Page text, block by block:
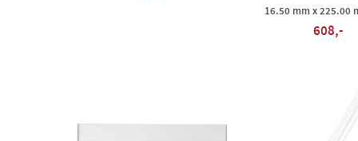
16.50 mm x 225.00
608,-